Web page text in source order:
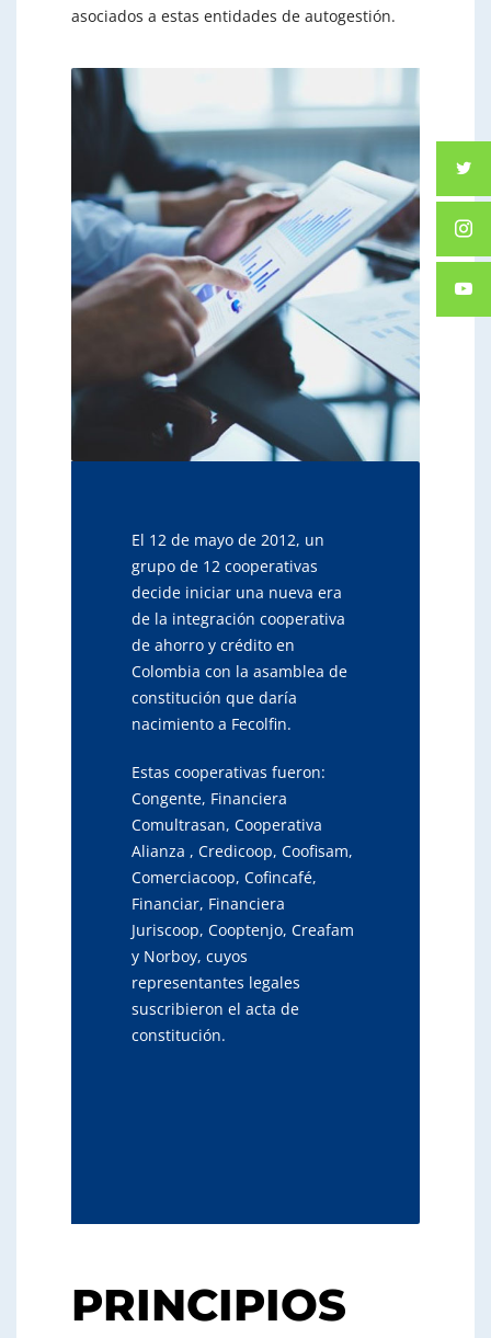
asociados a estas entidades de autogestión.
El 12 de mayo de 2012, un
grupo de 12 cooperativas
decide iniciar una nueva era
de la integración cooperativa
de ahorro y crédito en
Colombia con la asamblea de
constitución que daría
nacimiento a Fecolfin.
Estas cooperativas fueron:
Congente, Financiera
Comultrasan, Cooperativa
Alianza , Credicoop, Coofisam,
Comerciacoop, Cofincafé,
Financiar, Financiera
Juriscoop, Cooptenjo, Creafam
y Norboy, cuyos
representantes legales
suscribieron el acta de
constitución.
PRINCIPIOS